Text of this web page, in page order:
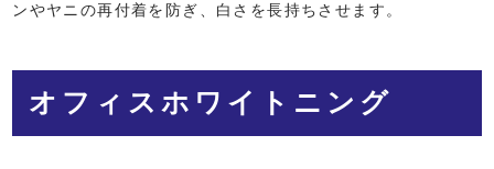
ンやヤニの再付着を防ぎ、白さを長持ちさせます。
オフィスホワイトニング